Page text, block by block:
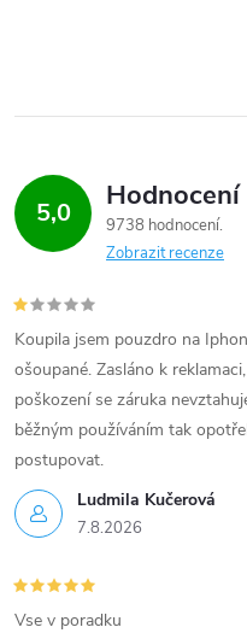
5,0
9738 hodnocení
Zobrazit recenze
Ludmila Kučerová
7.8.2026
Koupila jsem pouzdro na
ošoupané. Zasláno k
poškození se záruka
běžným používáním tak
postupovat.
Vse v poradku